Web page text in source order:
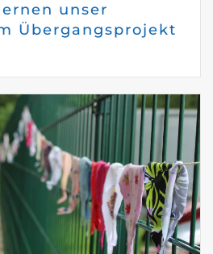
unser
Übergangsprojekt